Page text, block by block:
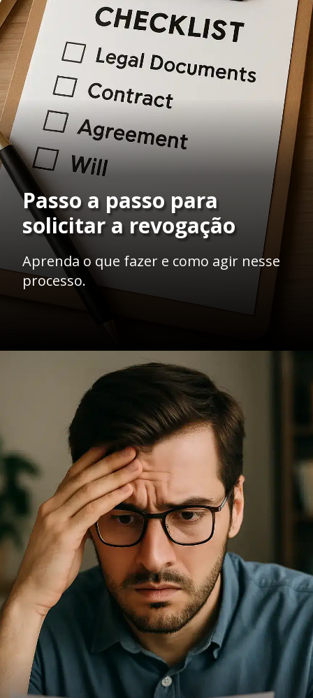
Passo a passo para
solicitar a revogação
Aprenda o que fazer e como agir nesse
processo.